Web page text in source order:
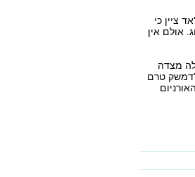
ציין כי
אולם אין
מצדה
שהופצץ לכאורה על-ידי ישראל בספטמבר 2007. "דמשק טרם